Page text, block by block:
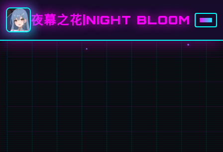
夜幕之花|NIGHT BLOOM